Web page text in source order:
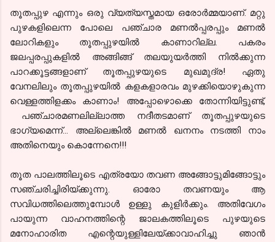
തൂതപ്പുഴ എന്നും ഒരു വ്യത്യസ്തമായ ഒരോര്‍മ്മയാണ്. മറ്റു
പുഴകളിലെന്ന പോലെ പഞ്ചാര മണല്‍പ്പരപ്പും
മണല്‍
ലോറികളും തൂതപ്പുഴയില്‍ കാണാറില്ല. പകരം
ജലപ്പരപ്പുകളില്‍ അങ്ങിങ്ങ് തലയുയര്‍ത്തി നില്‍ക്കുന്ന
പാറക്കൂട്ടങ്ങളാണ് തൂതപ്പുഴയുടെ മുഖമുദ്ര! ഏതു
വേനലിലും തൂതപ്പുഴയില്‍ കളകളാരവം മുഴക്കിയൊഴുകുന്ന
വെള്ളത്തിളക്കം കാണാം! അപ്പോഴൊക്കെ തോന്നിയിട്ടുണ്ട്,
പഞ്ചാരമണലില്ലാത്ത നദീതടമാണ് തൂതപ്പുഴയുടെ
ഭാഗ്യമെന്ന്... അല്ലെങ്കില്‍ മണല്‍ ഖനനം നടത്തി നാം
അതിനെയും കൊന്നേനെ!!!
തൂതപാലത്തിലൂടെ എത്രയോ തവണ അങ്ങോട്ടുമിങ്ങോട്ടും
സഞ്ചരിച്ചിരിയ്ക്കുന്നു . ഓരോ തവണയും ആ
സവിധത്തിലെത്തുമ്പോള്‍ ഉള്ളു കുളിര്‍ക്കും. അതിവേഗം
പായുന്ന വാഹനത്തിന്റെ ജാലകത്തിലൂടെ പുഴയുടെ
മനോഹാരിത എന്റെയുള്ളിലേയ്ക്കാവാഹിച്ചു ഞാന്‍